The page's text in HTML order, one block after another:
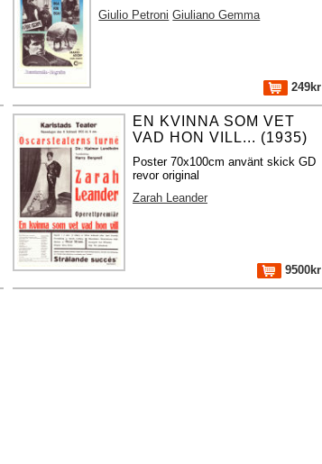
Giulio Petroni Giuliano Gemma
249kr
EN KVINNA SOM VET
VAD HON VILL... (1935)
Poster 70x100cm använt skick GD
revor original
Zarah Leander
9500kr